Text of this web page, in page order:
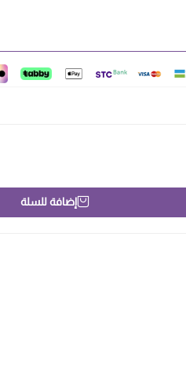
بلطف باتجاه انحناء خصلة الشعر
إضافة للسلة